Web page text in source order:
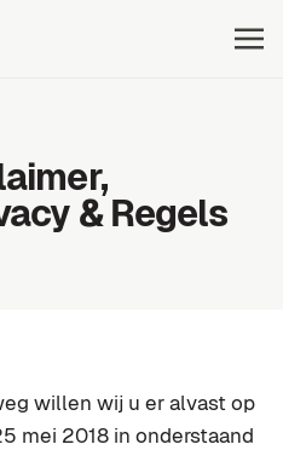
& Regels
willen wij u er alvast op
mei 2018 in onderstaand